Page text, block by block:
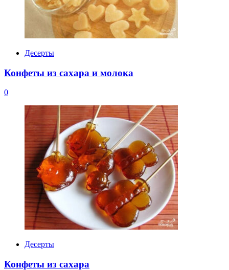
Десерты
Конфеты из сахара и молока
0
Десерты
Конфеты из сахара